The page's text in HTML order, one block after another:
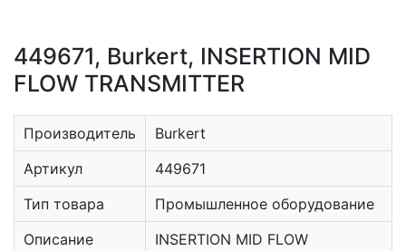
449671, Burkert, INSERTION MID
FLOW TRANSMITTER
Производитель
Burkert
Артикул
449671
Тип товара
Промышленное оборудование
Описание
INSERTION MID FLOW